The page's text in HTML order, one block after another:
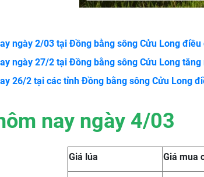
ngày 2/03 tại Đồng bằng sông Cửu Long
ngày 27/2 tại Đồng bằng sông Cửu Long
26/2 tại các tỉnh Đồng bằng sông Cửu Long
nay ngày 4/03
Giá lúa Giá mua